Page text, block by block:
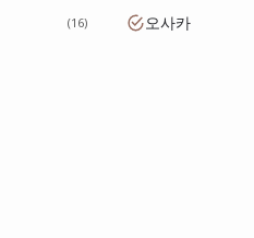
16 오사카